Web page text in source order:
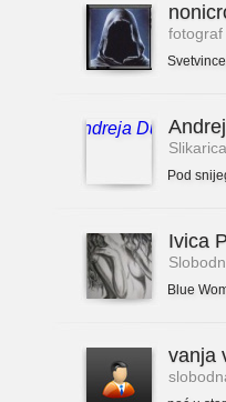
fotograf
Slikarica
Pod
Ivica
Blue
vanja